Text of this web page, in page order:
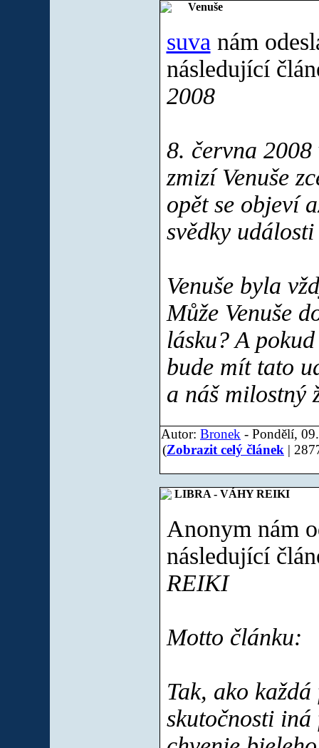
Venuše
suva nám
následující
2008
8. června
zmizí Venuše
opět se objeví
svědky
Venuše byla
Může Venuše
lásku? A
bude mít tato
a náš milostný
Autor: Bronek - Pondělí,
(Zobrazit celý článek |
LIBRA - VÁHY REIKI
Anonym nám
následující
REIKI
Motto článku:
Tak, ako
skutočnosti